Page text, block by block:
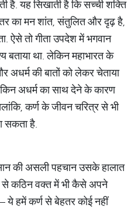
है. यह सिखाती है कि सच्ची शक्ति
का मन शांत, संतुलित और दृढ़ है,
ऐसे तो गीता उपदेश में भगवान
बताया था. लेकिन महाभारत के
अधर्म की बातों को लेकर चेताया
अधर्म का साथ देने के कारण
कर्ण के जीवन चरित्र से भी
सकता है.
की असली पहचान उसके हालात
से कठिन वक्त में भी कैसे अपने
ये हमें कर्ण से बेहतर कोई नहीं